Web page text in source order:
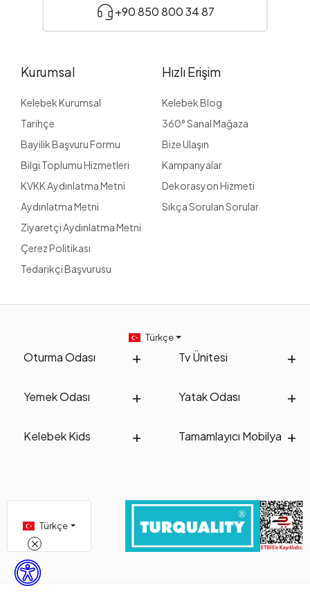
+90 850 800 34 87
Kurumsal
Kelebek Kurumsal
Tarihçe
Bayilik Başvuru Formu
Bilgi Toplumu Hizmetleri
KVKK Aydınlatma Metni
Aydınlatma Metni
Ziyaretçi Aydınlatma Metni
Çerez Politikası
Tedarikçi Başvurusu
Hızlı Erişim
Kelebek Blog
360° Sanal Mağaza
Bize Ulaşın
Kampanyalar
Dekorasyon Hizmeti
Sıkça Sorulan Sorular
Oturma Odası Tv Ünitesi
Yemek Odası Yatak Odası
Kelebek Kids Tamamlayıcı Mobilya
Türkçe
Türkçe